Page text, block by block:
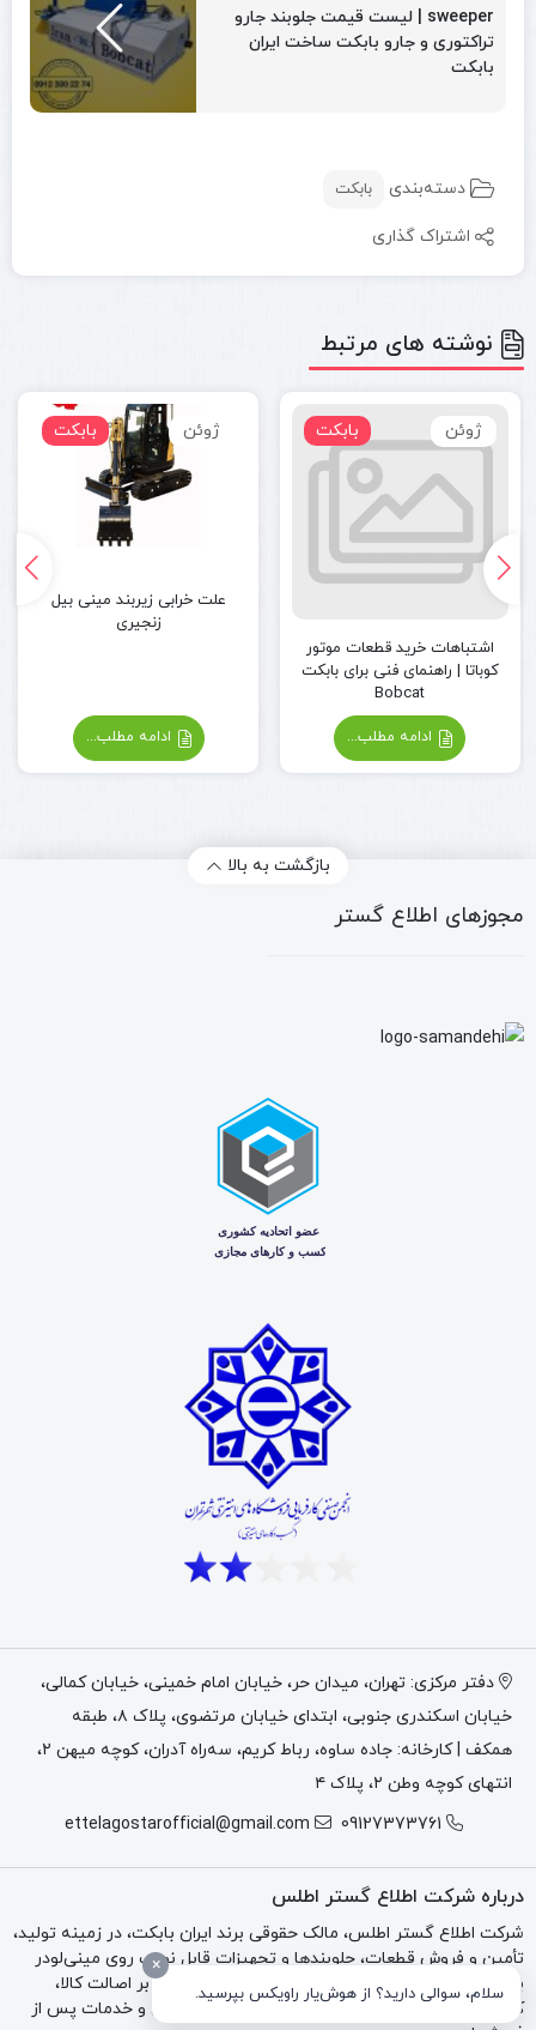
sweeper | لیست قیمت جلوبند جارو
تراکتوری و جارو بابکت ساخت ایران
بابکت
دسته‌بندی بابکت
اشتراک گذاری
نوشته های مرتبط
بابکت ژوئن
اشتباهات خرید قطعات موتور
کوباتا | راهنمای فنی برای بابکت
Bobcat
ادامه مطلب...
بابکت ژوئن
علت خرابی زیربند مینی بیل
زنجیری
ادامه مطلب...
بازگشت به بالا
مجوزهای اطلاع گستر
دفتر مرکزی: تهران، میدان حر، خیابان امام خمینی، خیابان کمالی،
خیابان اسکندری جنوبی، ابتدای خیابان مرتضوی، پلاک ۸، طبقه
همکف | کارخانه: جاده ساوه، رباط کریم، سه‌راه آدران، کوچه میهن ۲،
انتهای کوچه وطن ۲، پلاک ۴
09127373761
ettelagostarofficial@gmail.com
درباره شرکت اطلاع گستر اطلس
شرکت اطلاع گستر اطلس، مالک حقوقی برند ایران بابکت، در زمینه تولید،
تأمین و فروش قطعات، جلوبندها و تجهیزات قابل نصب روی مینی‌لودر
بابکت، تراکتور و بکهو فعالیت می‌کند. تمرکز مجموعه بر اصالت کالا،
کیفیت فنی، مشاوره تخصصی، فاکتور رسمی، گارانتی و خدمات پس از
×
سلام، سوالی دارید؟ از هوش‌یار راویکس بپرسید.